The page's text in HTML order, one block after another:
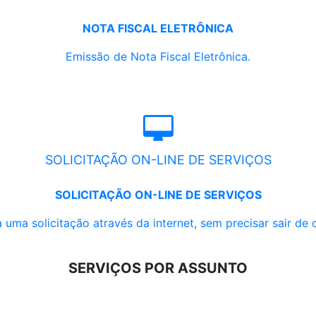
NOTA FISCAL ELETRÔNICA
Emissão de Nota Fiscal Eletrônica.
SOLICITAÇÃO ON-LINE DE SERVIÇOS
SOLICITAÇÃO ON-LINE DE SERVIÇOS
uma solicitação através da internet, sem precisar sair de
SERVIÇOS POR ASSUNTO